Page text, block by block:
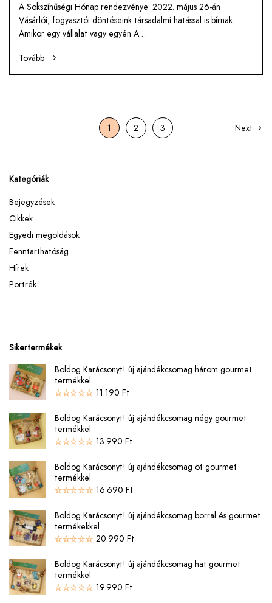
A Sokszínűségi Hónap rendezvénye: 2022. május 26-án
Vásárlói, fogyasztói döntéseink társadalmi hatással is bírnak.
Amikor egy vállalat vagy egyén A…
Tovább
1 2 3 Next
Kategóriák
Bejegyzések
Cikkek
Egyedi megoldások
Fenntarthatóság
Hírek
Portrék
Sikertermékek
Boldog Karácsonyt! új ajándékcsomag három gourmet
termékkel
11.190 Ft
Boldog Karácsonyt! új ajándékcsomag négy gourmet
termékkel
13.990 Ft
Boldog Karácsonyt! új ajándékcsomag öt gourmet
termékkel
16.690 Ft
Boldog Karácsonyt! új ajándékcsomag borral és gourmet
termékekkel
20.990 Ft
Boldog Karácsonyt! új ajándékcsomag hat gourmet
termékkel
19.990 Ft